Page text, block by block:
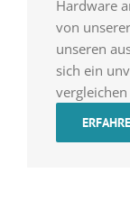
Hardware
von
unseren
sich ein
vergleichen